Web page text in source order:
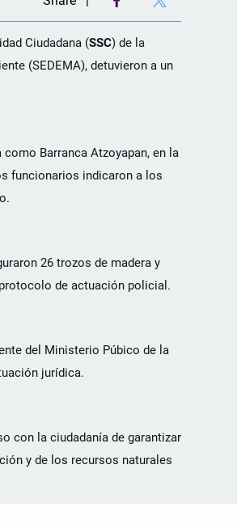
Ciudadana (SSC) de la
(SEDEMA), detuvieron a un
Barranca Atzoyapan, en la
funcionarios indicaron a los
26 trozos de madera y
de actuación policial.
del Ministerio Púbico de la
jurídica.
con la ciudadanía de garantizar
y de los recursos naturales